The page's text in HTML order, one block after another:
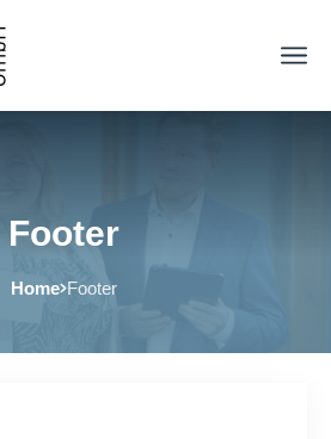
Footer
Home Footer